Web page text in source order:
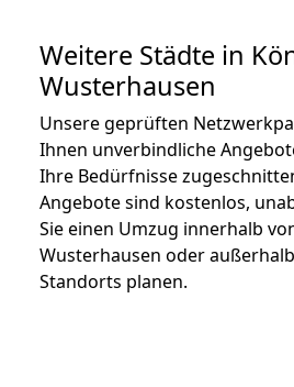
Weitere Städte in
Wusterhausen
Unsere geprüften
Ihnen unverbindliche
Ihre Bedürfnisse
Angebote sind kostenlos,
Sie einen Umzug innerhalb
Wusterhausen oder
Standorts planen.